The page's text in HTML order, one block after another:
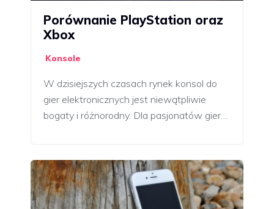
Porównanie PlayStation oraz
Xbox
Konsole
W dzisiejszych czasach rynek konsol do
gier elektronicznych jest niewątpliwie
bogaty i różnorodny. Dla pasjonatów gier…